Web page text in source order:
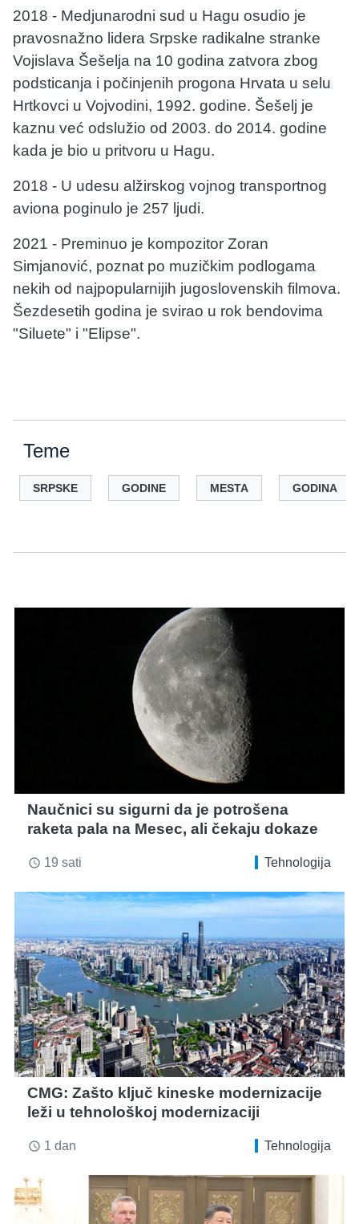
2018 - Medjunarodni sud u Hagu osudio je
pravosnažno lidera Srpske radikalne stranke
Vojislava Šešelja na 10 godina zatvora zbog
podsticanja i počinjenih progona Hrvata u selu
Hrtkovci u Vojvodini, 1992. godine. Šešelj je
kaznu već odslužio od 2003. do 2014. godine
kada je bio u pritvoru u Hagu.
2018 - U udesu alžirskog vojnog transportnog
aviona poginulo je 257 ljudi.
2021 - Preminuo je kompozitor Zoran
Simjanović, poznat po muzičkim podlogama
nekih od najpopularnijih jugoslovenskih filmova.
Šezdesetih godina je svirao u rok bendovima
"Siluete" i "Elipse".
Teme
SRPSKE GODINE MESTA GODINA
Naučnici su sigurni da je potrošena
raketa pala na Mesec, ali čekaju dokaze
access_time 19 sati Tehnologija
CMG: Zašto ključ kineske modernizacije
leži u tehnološkoj modernizaciji
access_time 1 dan Tehnologija